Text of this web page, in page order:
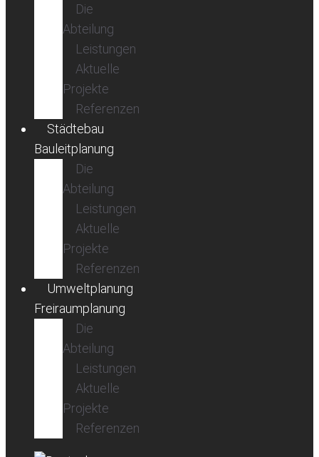
Die
Abteilung
Leistungen
Aktuelle
Projekte
Referenzen
Städtebau
Bauleitplanung
Die
Abteilung
Leistungen
Aktuelle
Projekte
Referenzen
Umweltplanung
Freiraumplanung
Die
Abteilung
Leistungen
Aktuelle
Projekte
Referenzen